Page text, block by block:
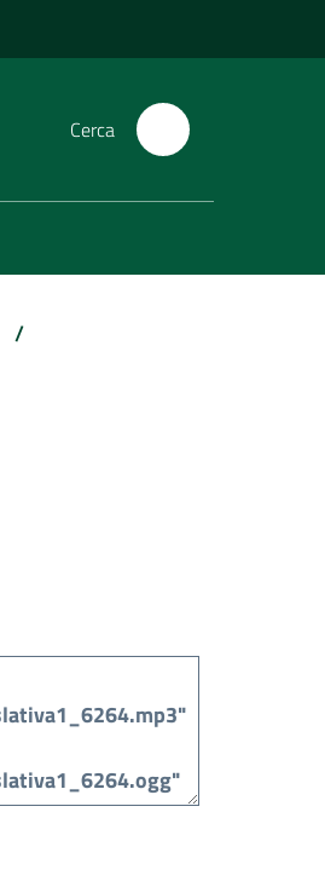
Cerca
/